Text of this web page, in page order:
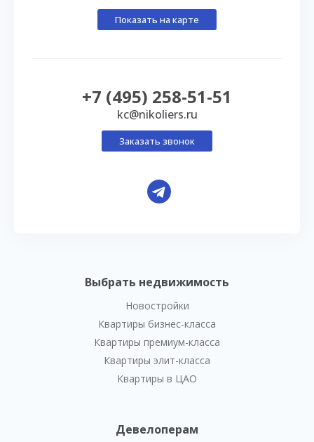
Выбрать недвижимость
Новостройки
Квартиры бизнес-класса
Квартиры премиум-класса
Квартиры элит-класса
Квартиры в ЦАО
Девелоперам
Показать на карте
+7 (495) 258-51-51
kc@nikoliers.ru
Заказать звонок